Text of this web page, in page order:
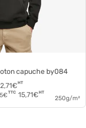
capuche by084
€HT
€ TTC 15,71€HT
250g/m²